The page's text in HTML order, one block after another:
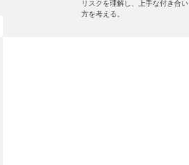
リスクを理解し、上手な付き合い
方を考える。